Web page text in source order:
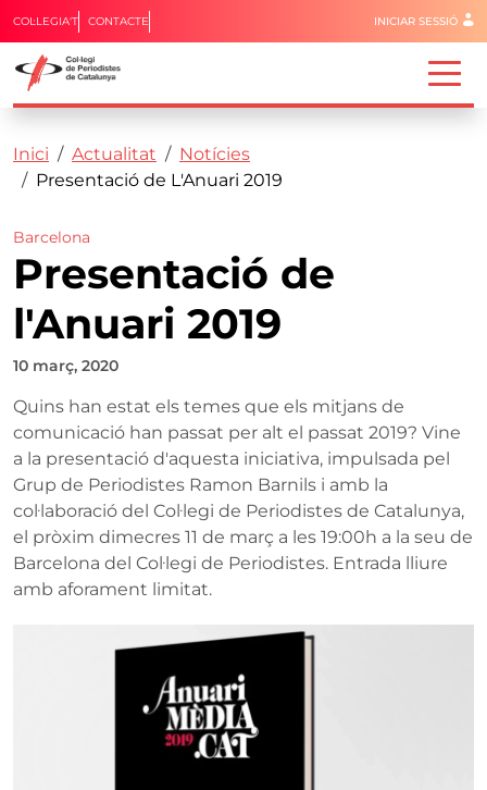
Vés al contingut
Capçalera
COL·LEGIA'T CONTACTE Menú del
INICIAR SESSIÓ
Fil d'ariadna
Inici Actualitat
Notícies
Presentació de L'Anuari 2019
Barcelona
Presentació de
l'Anuari 2019
10 març, 2020
Quins han estat els temes que els mitjans de
comunicació han passat per alt el passat 2019? Vine
a la presentació d'aquesta iniciativa, impulsada pel
Grup de Periodistes Ramon Barnils i amb la
col·laboració del Col·legi de Periodistes de Catalunya,
el pròxim dimecres 11 de març a les 19:00h a la seu de
Barcelona del Col·legi de Periodistes. Entrada lliure
amb aforament limitat.